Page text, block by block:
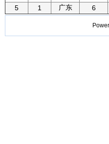
5
1 广东 6